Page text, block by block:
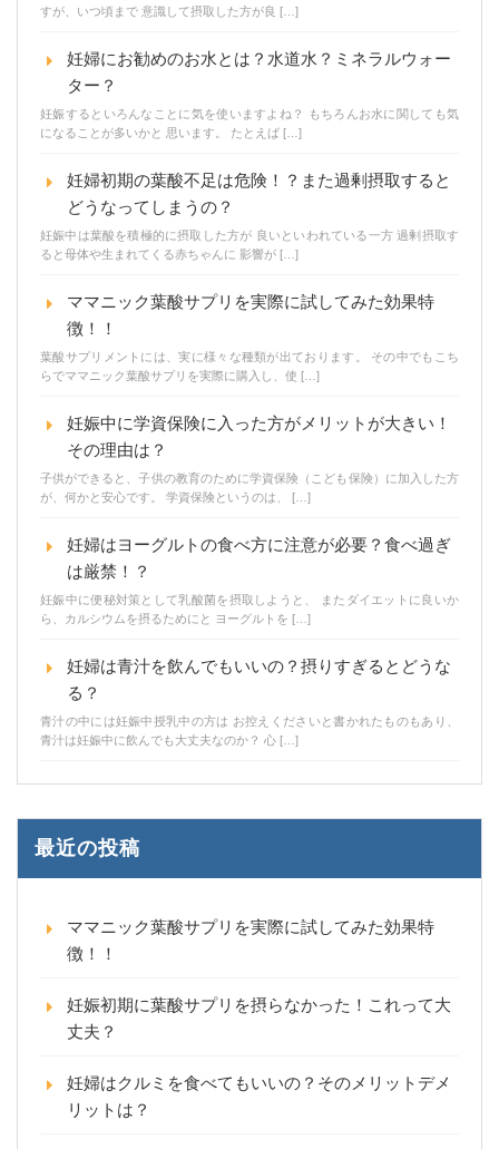
すが、いつ頃まで 意識して摂取した方が良 […]
妊婦にお勧めのお水とは？水道水？ミネラルウォー
ター？
妊娠するといろんなことに気を使いますよね？ もちろんお水に関しても気
になることが多いかと 思います。 たとえば […]
妊婦初期の葉酸不足は危険！？また過剰摂取すると
どうなってしまうの？
妊娠中は葉酸を積極的に摂取した方が 良いといわれている一方 過剰摂取す
ると母体や生まれてくる赤ちゃんに 影響が […]
ママニック葉酸サプリを実際に試してみた効果特
徴！！
葉酸サプリメントには、実に様々な種類が出ております。 その中でもこち
らでママニック葉酸サプリを実際に購入し、使 […]
妊娠中に学資保険に入った方がメリットが大きい！
その理由は？
子供ができると、子供の教育のために学資保険（こども保険）に加入した方
が、何かと安心です。 学資保険というのは、 […]
妊婦はヨーグルトの食べ方に注意が必要？食べ過ぎ
は厳禁！？
妊娠中に便秘対策として乳酸菌を摂取しようと、 またダイエットに良いか
ら、カルシウムを摂るためにと ヨーグルトを […]
妊婦は青汁を飲んでもいいの？摂りすぎるとどうな
る？
青汁の中には妊娠中授乳中の方は お控えくださいと書かれたものもあり、
青汁は妊娠中に飲んでも大丈夫なのか？ 心 […]
最近の投稿
ママニック葉酸サプリを実際に試してみた効果特
徴！！
妊娠初期に葉酸サプリを摂らなかった！これって大
丈夫？
妊婦はクルミを食べてもいいの？そのメリットデメ
リットは？